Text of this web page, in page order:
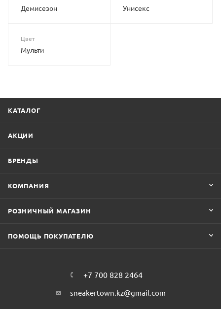
Демисезон Унисекс
Цвет
Мульти
КАТАЛОГ
АКЦИИ
БРЕНДЫ
КОМПАНИЯ
РОЗНИЧНЫЙ МАГАЗИН
ПОМОЩЬ ПОКУПАТЕЛЮ
+7 700 828 2464
sneakertown.kz@gmail.com